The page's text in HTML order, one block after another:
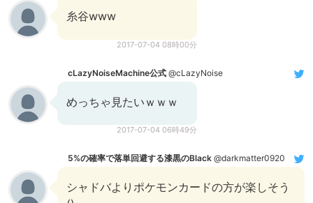
糸谷www
2017-07-04 08時00分
cLazyNoiseMachine公式 @cLazyNoise
めっちゃ見たいｗｗｗ
2017-07-04 06時49分
5%の確率で落単回避する漆黒のBlack @darkmatter0920
シャドバよりポケモンカードの方が楽しそう